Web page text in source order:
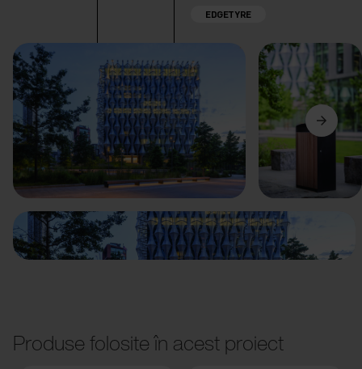
EDGETYRE
Anterior Următorul
Produse folosite în acest proiect